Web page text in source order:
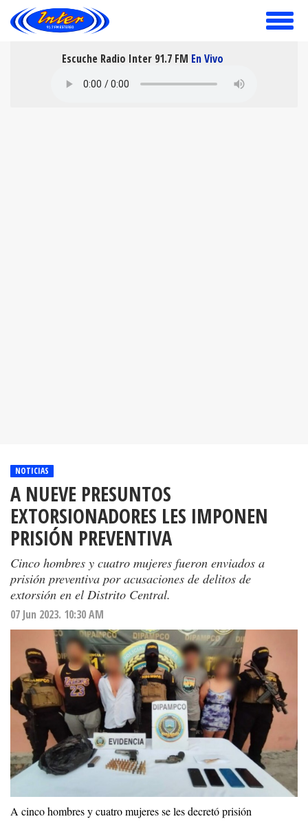
toggle
Escuche Radio Inter 91.7 FM En Vivo
NOTICIAS
A NUEVE PRESUNTOS
EXTORSIONADORES LES IMPONEN
PRISIÓN PREVENTIVA
Cinco hombres y cuatro mujeres fueron enviados a
prisión preventiva por acusaciones de delitos de
extorsión en el Distrito Central.
07 Jun 2023. 10:30 AM
A cinco hombres y cuatro mujeres se les decretó prisión